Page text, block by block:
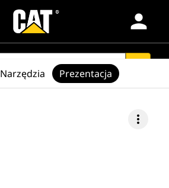
person
more_vert
Narzędzia Prezentacja